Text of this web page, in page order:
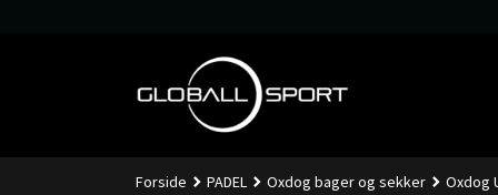
Forside PADEL Oxdog bager og sekker Oxdog